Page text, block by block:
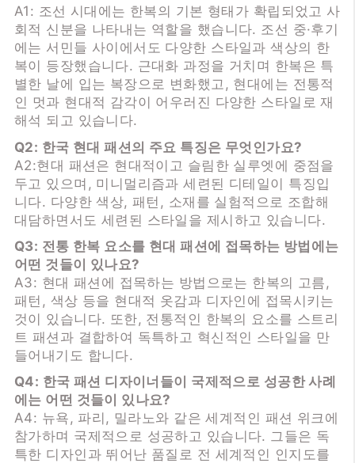
A1: 조선 시대에는 한복의 기본 형태가 확립되었고 사
회적 신분을 나타내는 역할을 했습니다. 조선 중·후기
에는 서민들 사이에서도 다양한 스타일과 색상의 한
복이 등장했습니다. 근대화 과정을 거치며 한복은 특
별한 날에 입는 복장으로 변화했고, 현대에는 전통적
인 멋과 현대적 감각이 어우러진 다양한 스타일로 재
해석 되고 있습니다.
Q2: 한국 현대 패션의 주요 특징은 무엇인가요?
A2:현대 패션은 현대적이고 슬림한 실루엣에 중점을
두고 있으며, 미니멀리즘과 세련된 디테일이 특징입
니다. 다양한 색상, 패턴, 소재를 실험적으로 조합해
대담하면서도 세련된 스타일을 제시하고 있습니다.
Q3: 전통 한복 요소를 현대 패션에 접목하는 방법에는
어떤 것들이 있나요?
A3: 현대 패션에 접목하는 방법으로는 한복의 고름,
패턴, 색상 등을 현대적 옷감과 디자인에 접목시키는
것이 있습니다. 또한, 전통적인 한복의 요소를 스트리
트 패션과 결합하여 독특하고 혁신적인 스타일을 만
들어내기도 합니다.
Q4: 한국 패션 디자이너들이 국제적으로 성공한 사례
에는 어떤 것들이 있나요?
A4: 뉴욕, 파리, 밀라노와 같은 세계적인 패션 위크에
참가하며 국제적으로 성공하고 있습니다. 그들은 독
특한 디자인과 뛰어난 품질로 전 세계적인 인지도를